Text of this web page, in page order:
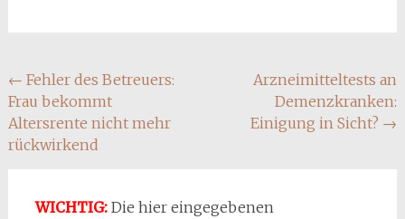
Beitragsnavigation
← Fehler des Betreuers:
Frau bekommt
Altersrente nicht mehr
rückwirkend
Arzneimitteltests an
Demenzkranken:
Einigung in Sicht? →
WICHTIG:Die hier eingegebenen